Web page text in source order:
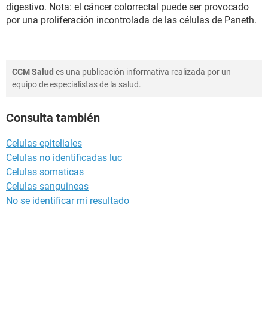
digestivo. Nota: el cáncer colorrectal puede ser provocado
por una proliferación incontrolada de las células de Paneth.
CCM Salud es una publicación informativa realizada por un
equipo de especialistas de la salud.
Consulta también
Celulas epiteliales
Celulas no identificadas luc
Celulas somaticas
Celulas sanguineas
No se identificar mi resultado